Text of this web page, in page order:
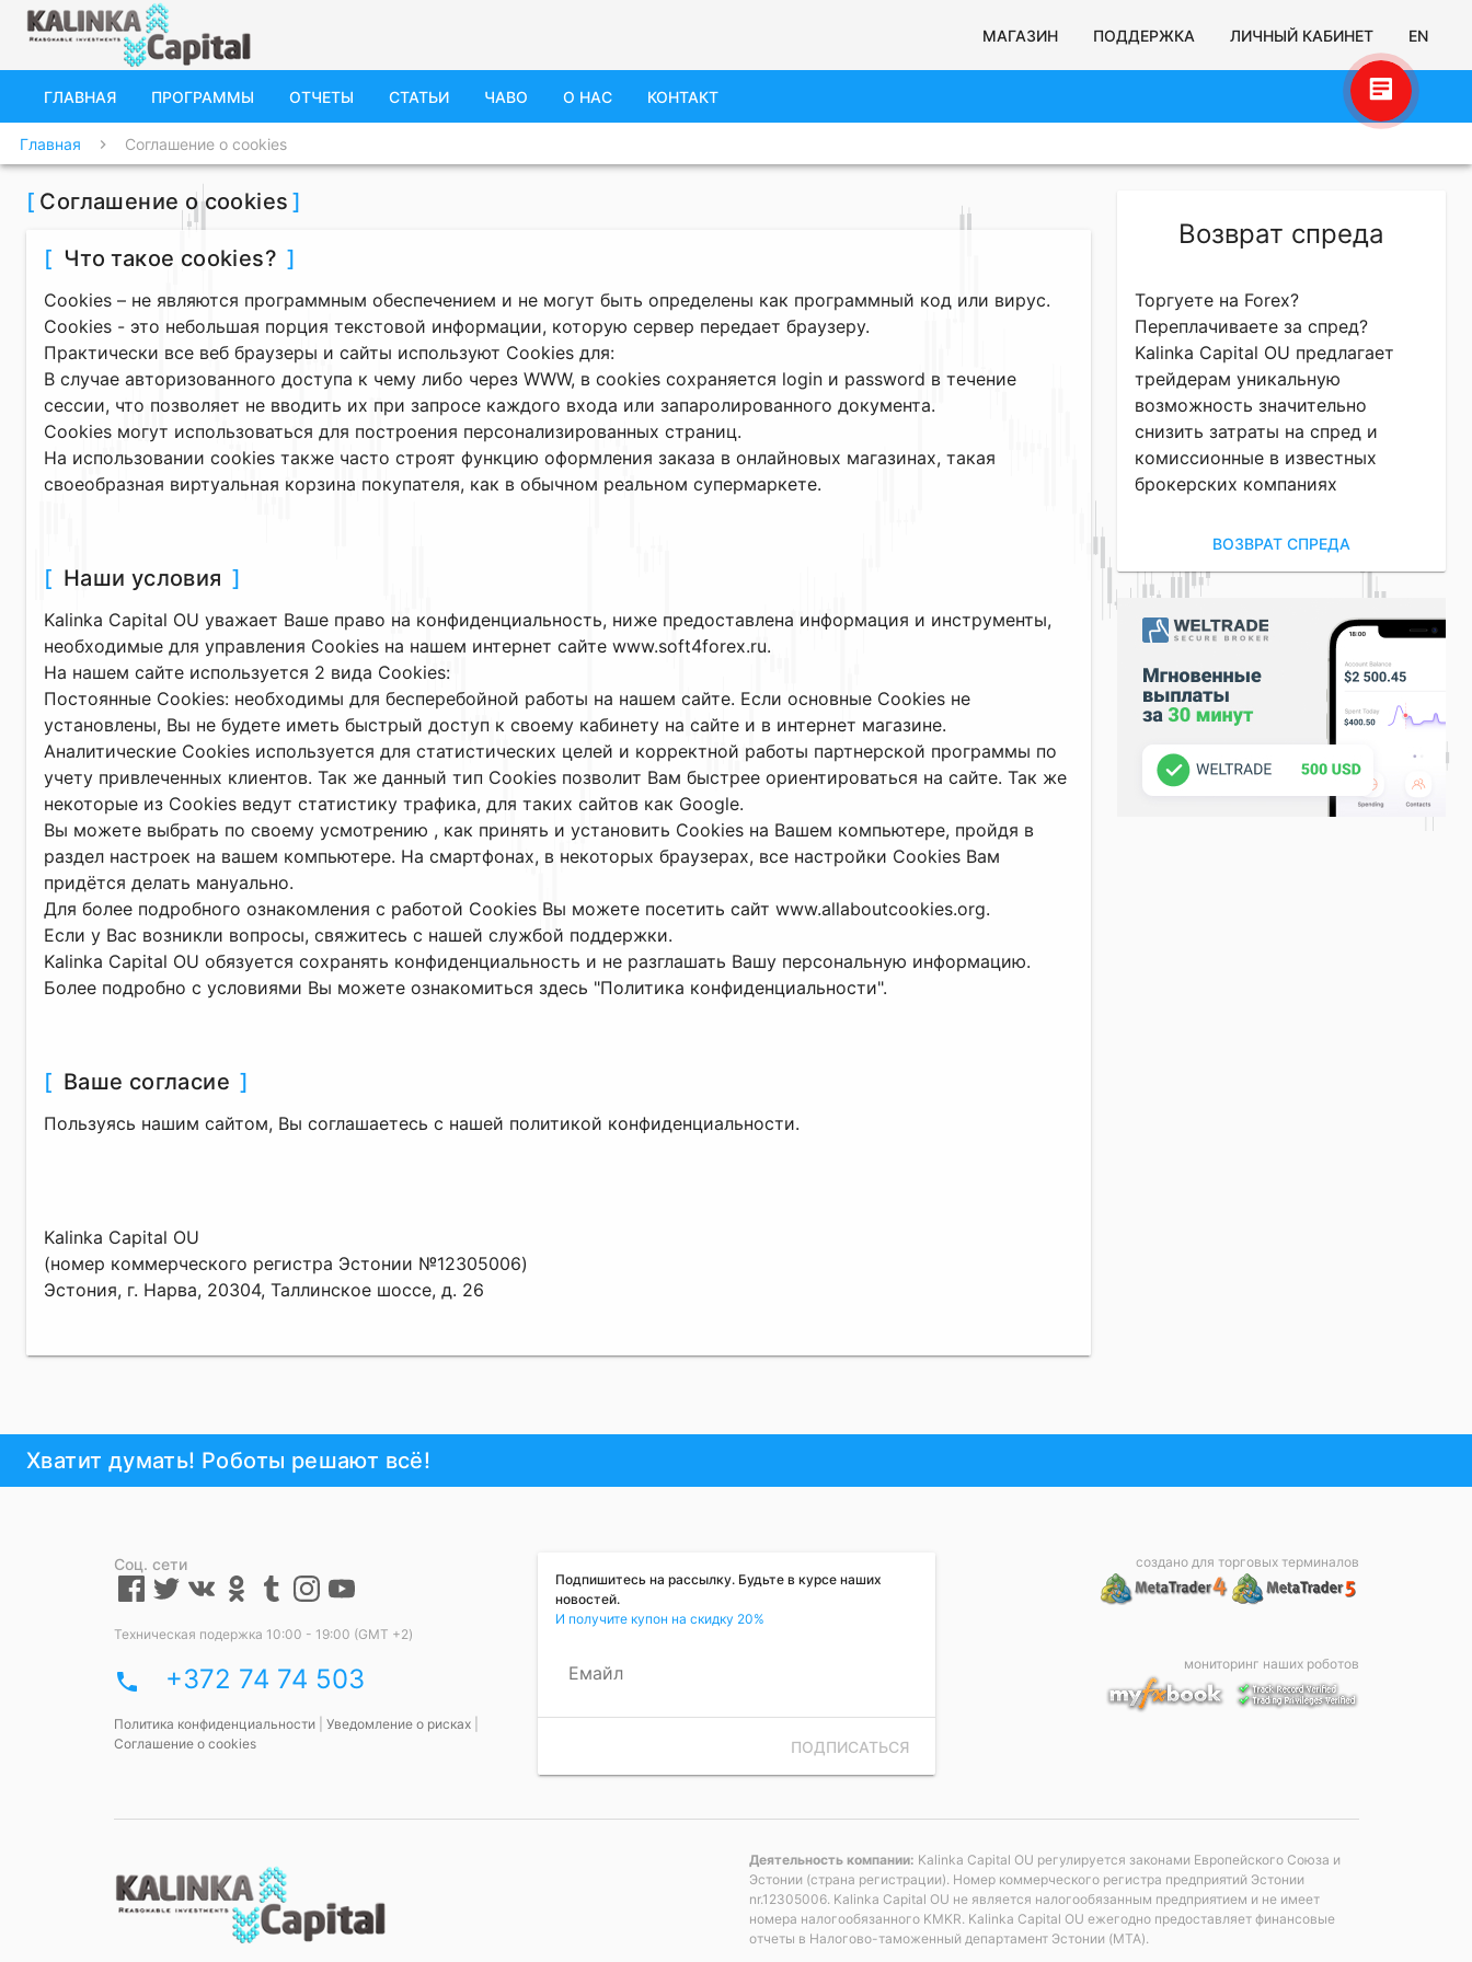
Напишите мне, если у вас появятся
МАГАЗИН ПОДДЕРЖКА ЛИЧНЫЙ КАБИНЕТ EN
ГЛАВНАЯ ПРОГРАММЫ ОТЧЕТЫ СТАТЬИ ЧАВО О НАС КОНТАКТ
Главная chevron_right Соглашение о cookies
[ Соглашение о cookies ]
[ Что такое cookies? ]
Cookies – не являются программным обеспечением и не могут быть определены как программный код или вирус.
Сookies - это небольшая порция текстовой информации, которую сервер передает браузеру.
Практически все веб браузеры и сайты используют Сookies для:
В случае авторизованного доступа к чему либо через WWW, в cookies сохраняется login и password в течение
сессии, что позволяет не вводить их при запросе каждого входа или запаролированного документа.
Сookies могут использоваться для построения персонализированных страниц.
На использовании cookies также часто строят функцию оформления заказа в онлайновых магазинах, такая
своеобразная виртуальная корзина покупателя, как в обычном реальном супермаркете.
[ Наши условия ]
Kalinka Capital OU уважает Ваше право на конфиденциальность, ниже предоставлена информация и инструменты,
необходимые для управления Сookies на нашем интернет сайте www.soft4forex.ru.
На нашем сайте используется 2 вида Сookies:
Постоянные Сookies: необходимы для бесперебойной работы на нашем сайте. Если основные Сookies не
установлены, Вы не будете иметь быстрый доступ к своему кабинету на сайте и в интернет магазине.
Аналитические Сookies используется для статистических целей и корректной работы партнерской программы по
учету привлеченных клиентов. Так же данный тип Сookies позволит Вам быстрее ориентироваться на сайте. Так же
некоторые из Сookies ведут статистику трафика, для таких сайтов как Google.
Вы можете выбрать по своему усмотрению , как принять и установить Сookies на Вашем компьютере, пройдя в
раздел настроек на вашем компьютере. На смартфонах, в некоторых браузерах, все настройки Сookies Вам
придётся делать мануально.
Для более подробного ознакомления с работой Сookies Вы можете посетить сайт www.allaboutcookies.org.
Если у Вас возникли вопросы, свяжитесь с нашей службой поддержки.
Kalinka Capital OU обязуется сохранять конфиденциальность и не разглашать Вашу персональную информацию.
Более подробно с условиями Вы можете ознакомиться здесь "Политика конфиденциальности".
[ Ваше согласие ]
Пользуясь нашим сайтом, Вы соглашаетесь с нашей политикой конфиденциальности.
Kalinka Capital OU
(номер коммерческого регистра Эстонии №12305006)
Эстония, г. Нарва, 20304, Таллинское шоссе, д. 26
Возврат спреда
Торгуете на Forex?
Переплачиваете за спред?
Kalinka Capital OU предлагает
трейдерам уникальную
возможность значительно
снизить затраты на спред и
комиссионные в известных
брокерских компаниях
ВОЗВРАТ СПРЕДА
Хватит думать! Роботы решают всё!
Соц. сети
Техническая подержка 10:00 - 19:00 (GMT +2)
phone +372 74 74 503
Политика конфиденциальности| Уведомление о рисках|
Соглашение о cookies
Подпишитесь на рассылку. Будьте в курсе наших
новостей.
И получите купон на скидку 20%
Емайл
ПОДПИСАТЬСЯ
создано для торговых терминалов
мониторинг наших роботов
Деятельность компании: Kalinka Capital OU регулируется законами Европейского Союза и
Эстонии (страна регистрации). Номер коммерческого регистра предприятий Эстонии
nr.12305006. Kalinka Capital OU не является налогообязанным предприятием и не имеет
номера налогообязанного KMKR. Kalinka Capital OU ежегодно предоставляет финансовые
отчеты в Налогово-таможенный департамент Эстонии (MTA).